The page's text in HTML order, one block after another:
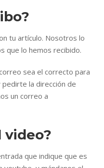
tu artículo. Nosotros lo
que lo hemos recibido.
sea el correcto para
la dirección de
un correo a
video?
que indique que es